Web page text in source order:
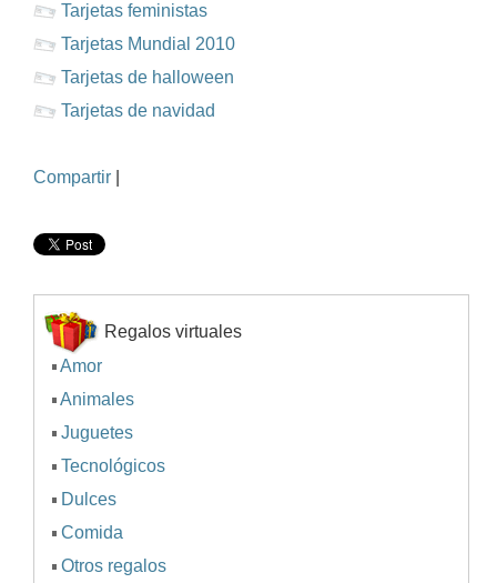
Tarjetas feministas
Tarjetas Mundial 2010
Tarjetas de halloween
Tarjetas de navidad
Compartir
Regalos virtuales
Amor
Animales
Juguetes
Tecnológicos
Dulces
Comida
Otros regalos